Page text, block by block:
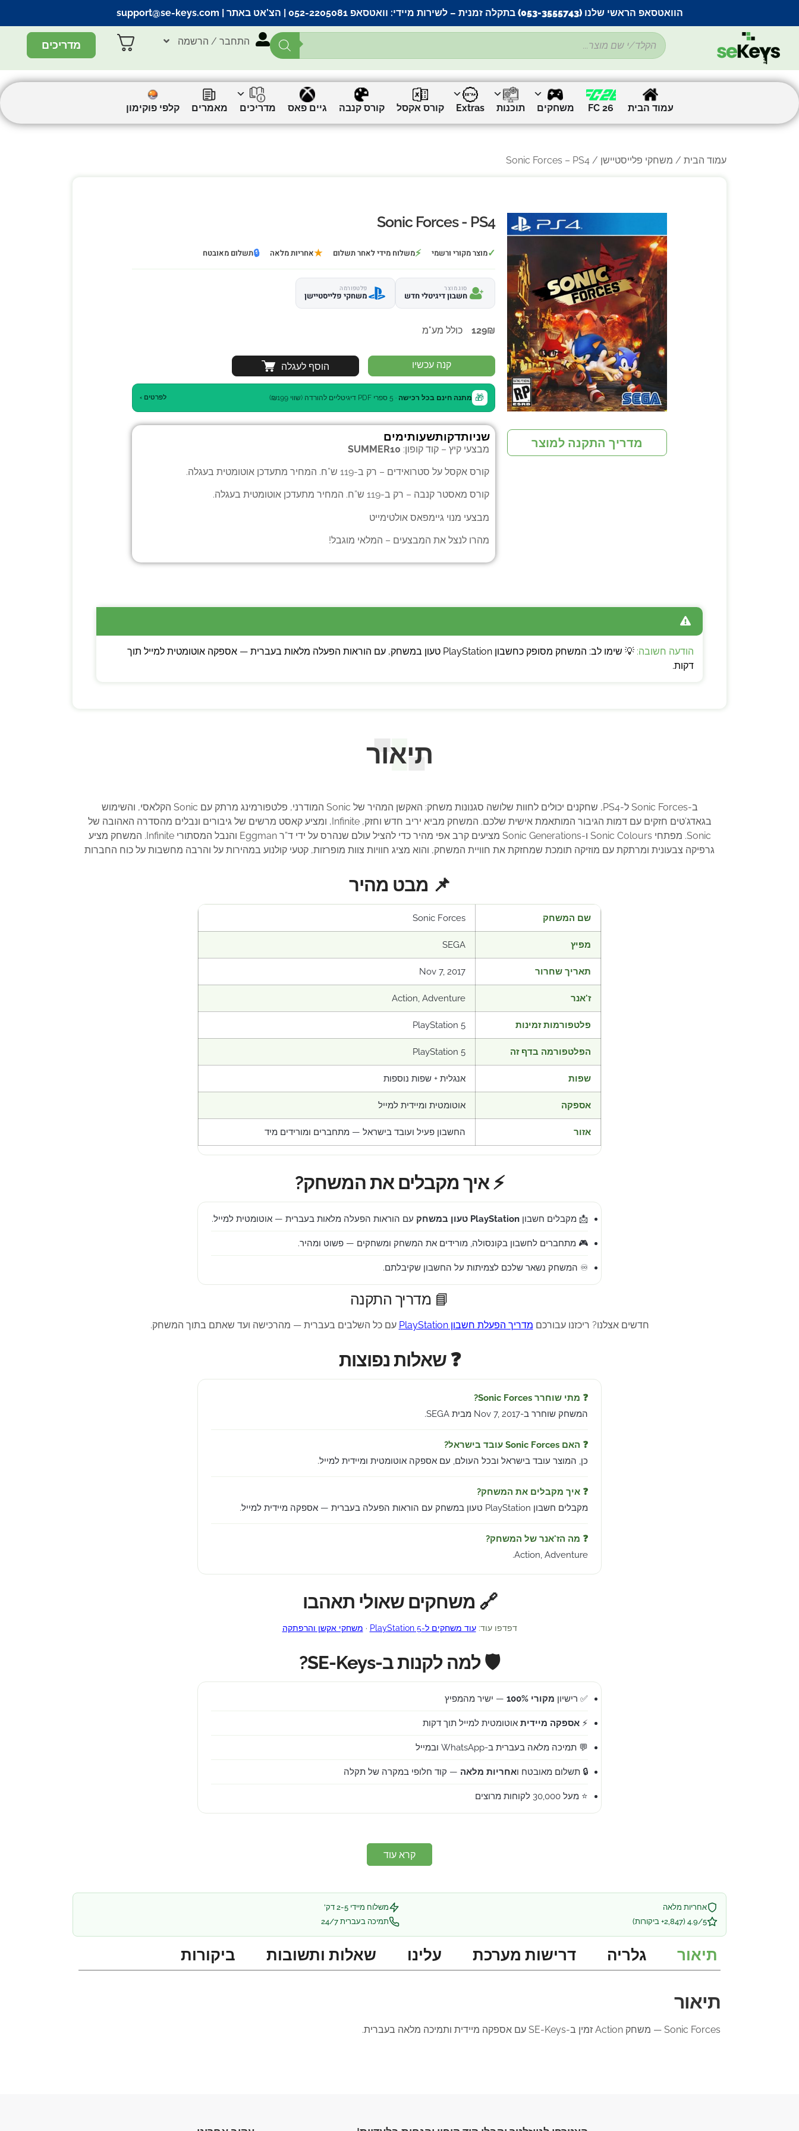
הוואטסאפ הראשי שלנו (053-3555743) בתקלה זמנית – לשירות מיידי: וואטסאפ 052-2205081 | הצ’אט באתר | support@se-keys.com
התחבר / הרשמה מדריכים
עמוד הבית FC 26 משחקים תוכנות Extras קורס אקסל קורס קנבה גיים פאס מדריכים מאמרים קלפי פוקימון
עמוד הבית / משחקי פלייסטיישן / Sonic Forces – PS4
מדריך התקנה למוצר
Sonic Forces - PS4
✓מוצר מקורי ורשמי ⚡משלוח מידי לאחר תשלום ★אחריות מלאה 🔒תשלום מאובטח
סוג מוצר
חשבון דיגיטלי חדש
פלטפורמה
משחקי פלייסטיישן
129₪ כולל מע"מ
קנה עכשיו הוסף לעגלה
🎁 מתנה חינם בכל רכישה · 5 ספרי PDF דיגיטליים להורדה (שווי ₪199) לפרטים ›
ימיםשעותדקותשניות
מבצעי קיץ – קוד קופון: SUMMER10
קורס אקסל על סטרואידים – רק ב-119 ש”ח. המחיר מתעדכן אוטומטית בעגלה.
קורס מאסטר קנבה – רק ב-119 ש”ח. המחיר מתעדכן אוטומטית בעגלה.
מבצעי מנוי גיימפאס אולטימייט
מהרו לנצל את המבצעים – המלאי מוגבל!
הודעה חשובה:
💡 שימו לב: המשחק מסופק כחשבון PlayStation טעון במשחק, עם הוראות הפעלה מלאות בעברית — אספקה אוטומטית למייל תוך
דקות.
תיאור
ב-Sonic Forces ל-PS4, שחקנים יכולים לחוות שלושה סגנונות משחק: האקשן המהיר של Sonic המודרני, פלטפורמינג מרתק עם Sonic הקלאסי, והשימוש
בגאדג’טים חזקים עם דמות הגיבור המותאמת אישית שלכם. המשחק מביא יריב חדש וחזק, Infinite, ומציע קאסט מרשים של גיבורים ונבלים מהסדרה האהובה של
Sonic. מפתחי Sonic Colours ו-Sonic Generations מציעים קרב אפי מהיר כדי להציל עולם שנהרס על ידי ד”ר Eggman והנבל המסתורי Infinite. המשחק מציע
גרפיקה צבעונית ומרתקת עם מוזיקה תומכת שמחזקת את חוויית המשחק, והוא מציג חוויות צוות מופרזות, קטעי קולנוע במהירות על והרבה מחשבות על כוח החברות
📌 מבט מהיר
שם המשחק Sonic Forces
מפיץ SEGA
תאריך שחרור Nov 7, 2017
ז'אנר Action, Adventure
פלטפורמות זמינות PlayStation 5
הפלטפורמה בדף זה PlayStation 5
שפות אנגלית + שפות נוספות
אספקה אוטומטית ומיידית למייל
אזור החשבון פעיל ועובד בישראל — מתחברים ומורידים מיד
⚡ איך מקבלים את המשחק?
📩 מקבלים חשבון PlayStation טעון במשחק עם הוראות הפעלה מלאות בעברית — אוטומטית למייל.
🎮 מתחברים לחשבון בקונסולה, מורידים את המשחק ומשחקים — פשוט ומהיר.
♾️ המשחק נשאר שלכם לצמיתות על החשבון שקיבלתם.
📘 מדריך התקנה
חדשים אצלנו? ריכזנו עבורכם מדריך הפעלת חשבון PlayStation עם כל השלבים בעברית — מהרכישה ועד שאתם בתוך המשחק.
❓ שאלות נפוצות
❓ מתי שוחרר Sonic Forces?
המשחק שוחרר ב-Nov 7, 2017 מבית SEGA.
❓ האם Sonic Forces עובד בישראל?
כן, המוצר עובד בישראל ובכל העולם, עם אספקה אוטומטית ומיידית למייל.
❓ איך מקבלים את המשחק?
מקבלים חשבון PlayStation טעון במשחק עם הוראות הפעלה בעברית — אספקה מיידית למייל.
❓ מה הז'אנר של המשחק?
Action, Adventure.
🔗 משחקים שאולי תאהבו
דפדפו עוד:עוד משחקים ל-PlayStation 5 · משחקי אקשן והרפתקה
🛡️ למה לקנות ב-SE-Keys?
✅ רישיון מקורי 100% — ישיר מהמפיץ
⚡ אספקה מיידית אוטומטית למייל תוך דקות
💬 תמיכה מלאה בעברית ב-WhatsApp ובמייל
🔒 תשלום מאובטח ואחריות מלאה — קוד חלופי במקרה של תקלה
⭐ מעל 30,000 לקוחות מרוצים
קרא עוד
אחריות מלאה
משלוח מיידי 2-5 דק'
4.9/5 (2,847+ ביקורות)
תמיכה בעברית 24/7
תיאור גלריה דרישות מערכת עלינו שאלות ותשובות ביקורות
תיאור
Sonic Forces — משחק Action זמין ב-SE-Keys עם אספקה מיידית ותמיכה מלאה בעברית.